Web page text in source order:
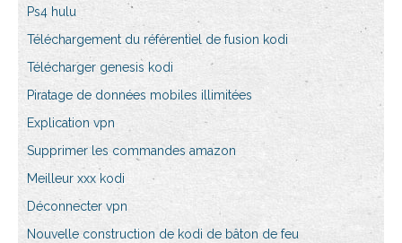
Ps4 hulu
Téléchargement du référentiel de fusion kodi
Télécharger genesis kodi
Piratage de données mobiles illimitées
Explication vpn
Supprimer les commandes amazon
Meilleur xxx kodi
Déconnecter vpn
Nouvelle construction de kodi de bâton de feu